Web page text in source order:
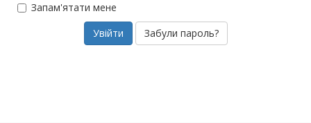
Запам'ятати мене
Забули пароль?